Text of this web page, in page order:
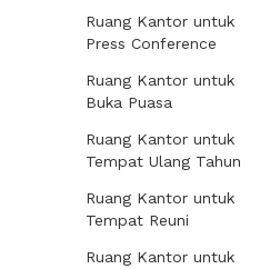
Ruang Kantor untuk
Press Conference
Ruang Kantor untuk
Buka Puasa
Ruang Kantor untuk
Tempat Ulang Tahun
Ruang Kantor untuk
Tempat Reuni
Ruang Kantor untuk